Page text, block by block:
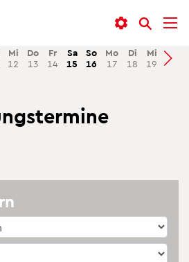
Suchen
Mi
12
Do
13
Fr
14
Sa
15
So
16
Mo
17
Di
18
Mi
19
Do
20